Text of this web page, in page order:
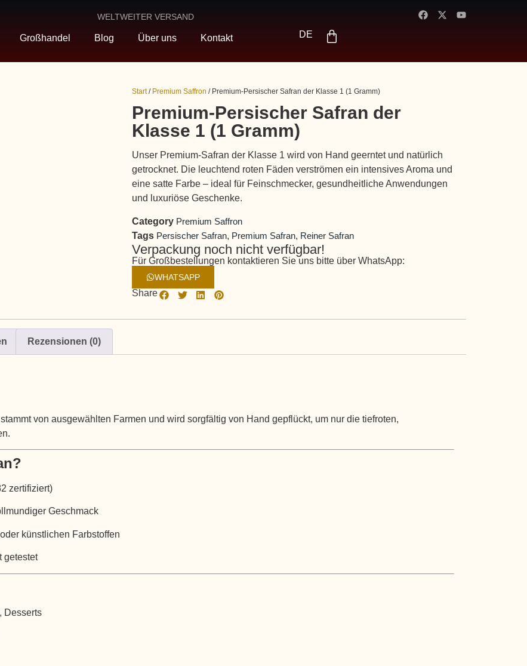
WELTWEITER VERSAND
Großhandel Blog Über uns Kontakt DE
AR
Start/ Premium Saffron / Premium-Persischer Safran der Klasse 1 (1 Gramm)
Premium-Persischer Safran der
Klasse 1 (1 Gramm)
Unser Premium-Safran der Klasse 1 wird von Hand geerntet und natürlich
getrocknet. Die leuchtend roten Fäden verströmen ein intensives Aroma und
eine satte Farbe – ideal für Feinschmecker, gesundheitliche Anwendungen
und luxuriöse Geschenke.
Category Premium Saffron
Tags Persischer Safran, Premium Safran, Reiner Safran
Verpackung noch nicht verfügbar!
Für Großbestellungen kontaktieren Sie uns bitte über WhatsApp:
WHATSAPP
Share
Rezensionen (0)
von ausgewählten Farmen und wird sorgfältig von Hand gepflückt, um nur die tiefroten,
zertifiziert)
Geschmack
künstlichen Farbstoffen
getestet
Desserts